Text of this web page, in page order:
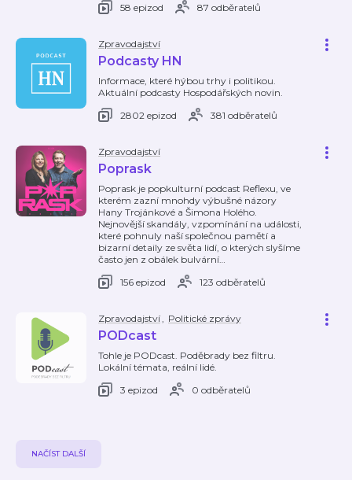
58 epizod
87 odběratelů
Zpravodajství
Podcasty HN
Informace, které hýbou trhy i politikou.
Aktuální podcasty Hospodářských novin.
2802 epizod
381 odběratelů
Zpravodajství
Poprask
Poprask je popkulturní podcast Reflexu, ve
kterém zazní mnohdy výbušné názory
Hany Trojánkové a Šimona Holého.
Nejnovější skandály, vzpomínání na události,
které pohnuly naší společnou pamětí a
bizarní detaily ze světa lidí, o kterých slyšíme
často jen z obálek bulvární…
156 epizod
123 odběratelů
Zpravodajství, Politické zprávy
PODcast
Tohle je PODcast. Poděbrady bez filtru.
Lokální témata, reální lidé.
3 epizod
0 odběratelů
NAČÍST DALŠÍ